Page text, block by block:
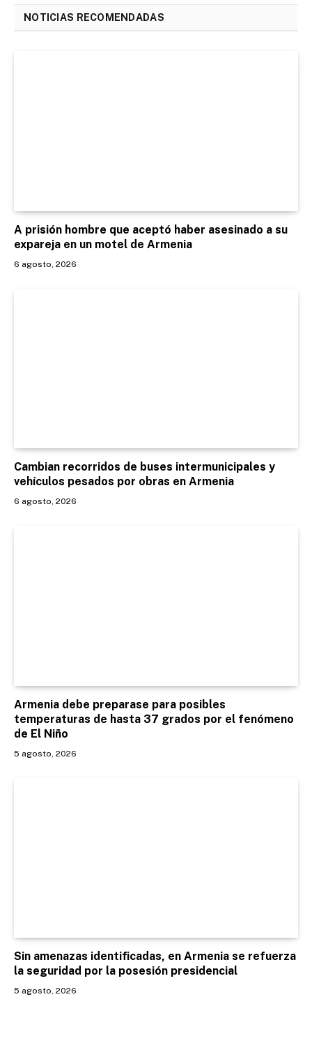
NOTICIAS RECOMENDADAS
A prisión hombre que aceptó haber asesinado a su
expareja en un motel de Armenia
6 agosto, 2026
Cambian recorridos de buses intermunicipales y
vehículos pesados por obras en Armenia
6 agosto, 2026
Armenia debe preparase para posibles
temperaturas de hasta 37 grados por el fenómeno
de El Niño
5 agosto, 2026
Sin amenazas identificadas, en Armenia se refuerza
la seguridad por la posesión presidencial
5 agosto, 2026